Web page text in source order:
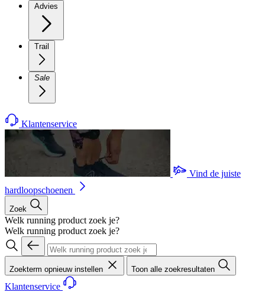
Advies
Trail
Sale
Klantenservice
Vind de juiste
hardloopschoenen
Zoek
Welk running product zoek je?
Welk running product zoek je?
Zoekterm opnieuw instellen Toon alle zoekresultaten
Klantenservice